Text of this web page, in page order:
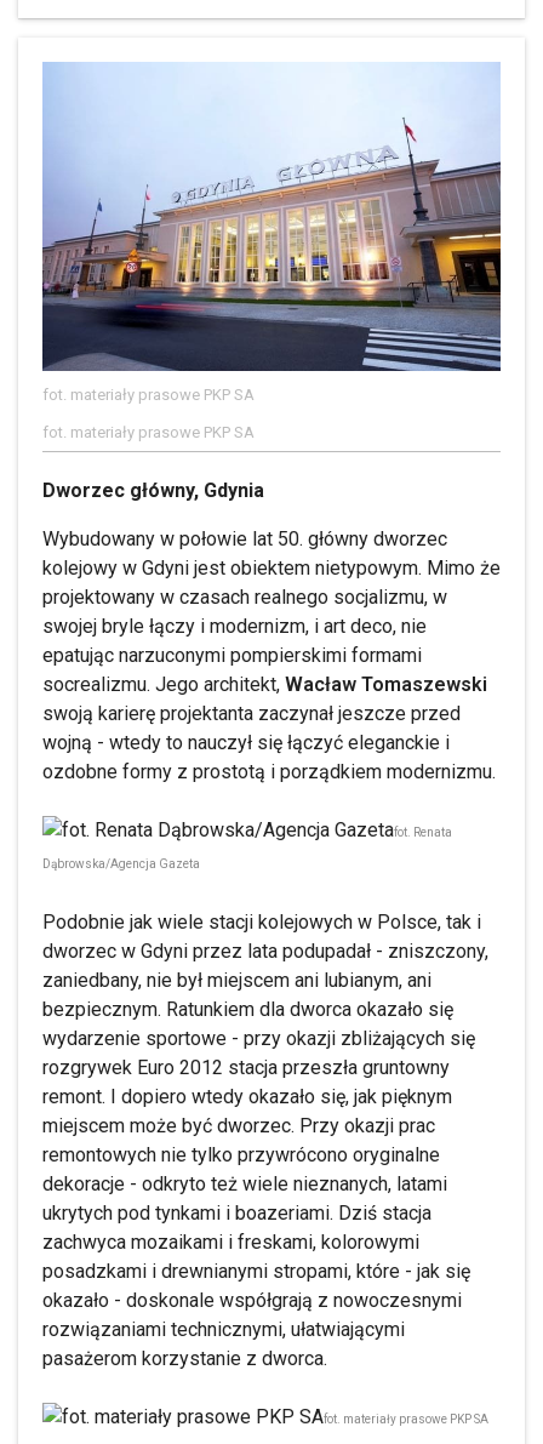
fot. materiały prasowe PKP SA
fot. materiały prasowe PKP SA
Dworzec główny, Gdynia
Wybudowany w połowie lat 50. główny dworzec
kolejowy w Gdyni jest obiektem nietypowym. Mimo że
projektowany w czasach realnego socjalizmu, w
swojej bryle łączy i modernizm, i art deco, nie
epatując narzuconymi pompierskimi formami
socrealizmu. Jego architekt, Wacław Tomaszewski
swoją karierę projektanta zaczynał jeszcze przed
wojną - wtedy to nauczył się łączyć eleganckie i
ozdobne formy z prostotą i porządkiem modernizmu.
fot. Renata
Dąbrowska/Agencja Gazeta
Podobnie jak wiele stacji kolejowych w Polsce, tak i
dworzec w Gdyni przez lata podupadał - zniszczony,
zaniedbany, nie był miejscem ani lubianym, ani
bezpiecznym. Ratunkiem dla dworca okazało się
wydarzenie sportowe - przy okazji zbliżających się
rozgrywek Euro 2012 stacja przeszła gruntowny
remont. I dopiero wtedy okazało się, jak pięknym
miejscem może być dworzec. Przy okazji prac
remontowych nie tylko przywrócono oryginalne
dekoracje - odkryto też wiele nieznanych, latami
ukrytych pod tynkami i boazeriami. Dziś stacja
zachwyca mozaikami i freskami, kolorowymi
posadzkami i drewnianymi stropami, które - jak się
okazało - doskonale współgrają z nowoczesnymi
rozwiązaniami technicznymi, ułatwiającymi
pasażerom korzystanie z dworca.
fot. materiały prasowe PKP SA